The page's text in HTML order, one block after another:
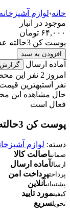
خانه›لوازم آشپزخانه
موجود در انبار
۶۴,۰۰۰ تومان
پوست کن 3حالته عدد
افزودن به سبد
آماده ارسال
امروز 2 نفر این محصول را خریدند
نفر استبهترین
حال مشاهده این
فعال است
پوست کن 3حالته
دسته: لوازم
ضمانتاصالت کالا
ارسالآماده ارسال
پرداختپرداخت امن
پشتیبانیآنلاین
کیفیتمورد تایید
تحویلسریع